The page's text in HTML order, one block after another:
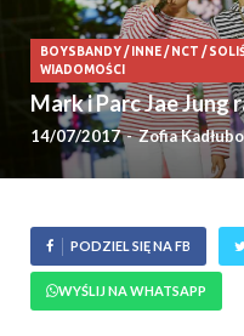
BOYSBANDY/ INNE/ NCT /
WIADOMOŚCI
Mark i Parc Jae Jung
14/07/2017-Zofia
PODZIEL SIĘ NA FB
WYŚLIJ NA WHATSAPP